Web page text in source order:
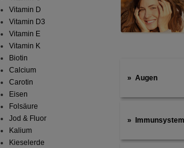
Vitamin D
Vitamin D3
Vitamin E
Vitamin K
Biotin
Calcium
Carotin
Eisen
Folsäure
Jod & Fluor
Kalium
Kieselerde
Augen
Immunsystem